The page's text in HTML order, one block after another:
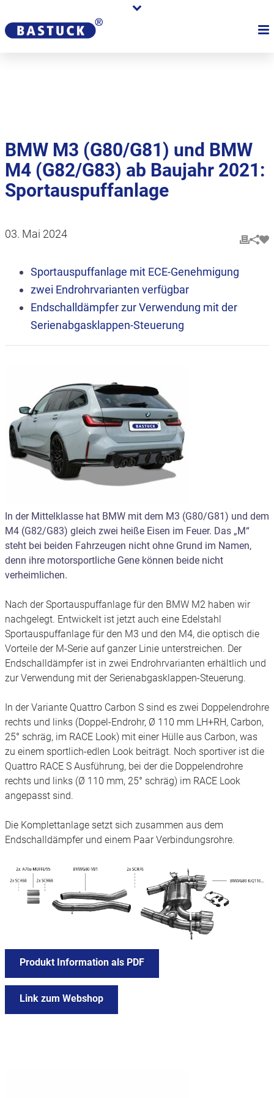
Händler
BMW M3 (G80/G81) und BMW
M4 (G82/G83) ab Baujahr 2021:
Sportauspuffanlage
03. Mai 2024
Sportauspuffanlage mit ECE-Genehmigung
zwei Endrohrvarianten verfügbar
Endschalldämpfer zur Verwendung mit der
Serienabgasklappen-Steuerung
In der Mittelklasse hat BMW mit dem M3 (G80/G81) und dem
M4 (G82/G83) gleich zwei heiße Eisen im Feuer. Das „M“
steht bei beiden Fahrzeugen nicht ohne Grund im Namen,
denn ihre motorsportliche Gene können beide nicht
verheimlichen.
Nach der Sportauspuffanlage für den BMW M2 haben wir
nachgelegt. Entwickelt ist jetzt auch eine Edelstahl
Sportauspuffanlage für den M3 und den M4, die optisch die
Vorteile der M-Serie auf ganzer Linie unterstreichen. Der
Endschalldämpfer ist in zwei Endrohrvarianten erhältlich und
zur Verwendung mit der Serienabgasklappen-Steuerung.
In der Variante Quattro Carbon S sind es zwei Doppelendrohre
rechts und links (Doppel-Endrohr, Ø 110 mm LH+RH, Carbon,
25° schräg, im RACE Look) mit einer Hülle aus Carbon, was
zu einem sportlich-edlen Look beiträgt. Noch sportiver ist die
Quattro RACE S Ausführung, bei der die Doppelendrohre
rechts und links (Ø 110 mm, 25° schräg) im RACE Look
angepasst sind.
Die Komplettanlage setzt sich zusammen aus dem
Endschalldämpfer und einem Paar Verbindungsrohre.
Produkt Information als PDF
Link zum Webshop